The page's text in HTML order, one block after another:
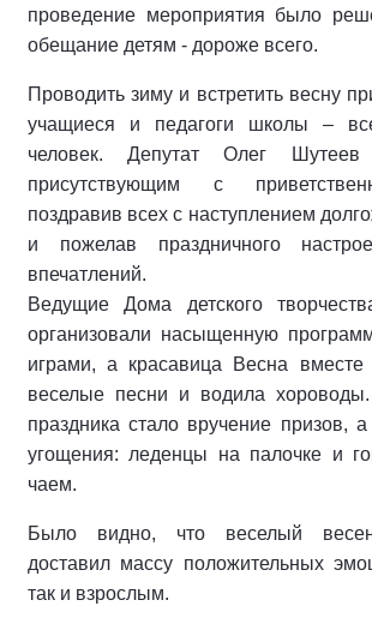
проведение мероприятия было
обещание детям - дороже всего.
Проводить зиму и встретить весну
учащиеся и педагоги школы –
человек. Депутат Олег
присутствующим с
поздравив всех с наступлением
и пожелав праздничного
впечатлений.
Ведущие Дома детского
организовали насыщенную
играми, а красавица Весна
веселые песни и водила
праздника стало вручение призов,
угощения: леденцы на палочке и
чаем.
Было видно, что веселый
доставил массу положительных
так и взрослым.